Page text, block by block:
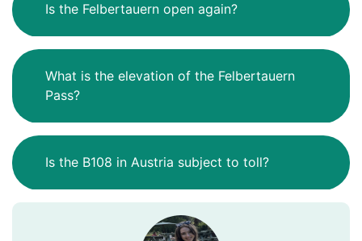
Is the Felbertauern open again?
What is the elevation of the Felbertauern
Pass?
Is the B108 in Austria subject to toll?